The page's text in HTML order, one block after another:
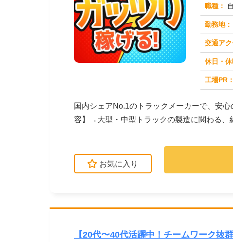
職種：
勤務地：
交通アク
休日・休
工場PR：
国内シェアNo.1のトラックメーカーで、安
容】→大型・中型トラックの製造に関わる
お気に入り
【20代〜40代活躍中！チームワーク抜